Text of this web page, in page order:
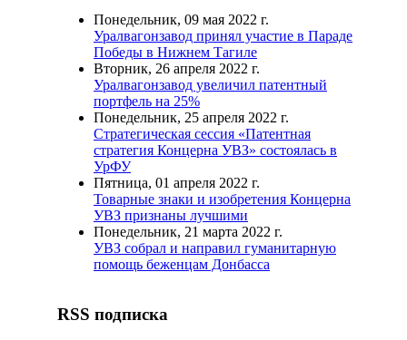
Понедельник, 09 мая 2022 г.
Уралвагонзавод принял участие в Параде
Победы в Нижнем Тагиле
Вторник, 26 апреля 2022 г.
Уралвагонзавод увеличил патентный
портфель на 25%
Понедельник, 25 апреля 2022 г.
Стратегическая сессия «Патентная
стратегия Концерна УВЗ» состоялась в
УрФУ
Пятница, 01 апреля 2022 г.
Товарные знаки и изобретения Концерна
УВЗ признаны лучшими
Понедельник, 21 марта 2022 г.
УВЗ собрал и направил гуманитарную
помощь беженцам Донбасса
RSS подписка